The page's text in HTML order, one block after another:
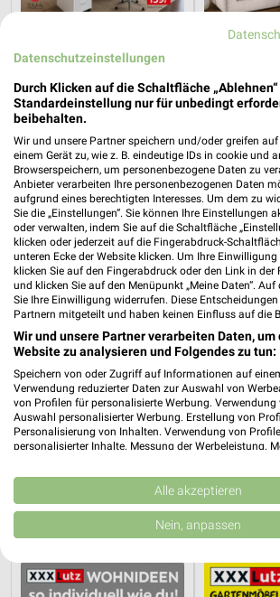
Büro Spezial
Gültig bis Fr. 14.08. Gültig bis Fr.
XXXLutz
Badezimmer-Testerinnen
Noch morgen gültig
Opti
Küchentrends
Gültig bis Mi.
XXXLutz XXXLutz
Datenschutzeinstellungen
Durch Klicken auf die Schaltfläche
Standardeinstellung nur für unbedingt
beibehalten.
Wir und unsere Partner speichern und/oder greifen
einem Gerät zu, wie z. B. eindeutige IDs in cookie und
Browserspeichern, um personenbezogene Daten zu
Anbieter verarbeiten Ihre personenbezogenen Daten
aufgrund eines berechtigten Interesses. Um dem zu
Sie die „Einstellungen“. Sie können Ihre Einstellungen
oder verwalten, indem Sie auf die Schaltfläche
klicken oder jederzeit auf die Fingerabdruck-
unteren Ecke der Website klicken. Um Ihre
klicken Sie auf den Fingerabdruck oder den Link in der
und klicken Sie auf den Menüpunkt „Meine Daten“. Auf
Sie Ihre Einwilligung widerrufen. Diese
Partnern mitgeteilt und haben keinen Einfluss auf die
Wir und unsere Partner verarbeiten Daten,
Website zu analysieren und Folgendes zu tun:
Speichern von oder Zugriff auf Informationen auf
Verwendung reduzierter Daten zur Auswahl von
von Profilen für personalisierte Werbung.
Auswahl personalisierter Werbung. Erstellung von
Personalisierung von Inhalten. Verwendung von
personalisierter Inhalte. Messung der Werbeleistung.
Kombinationen von Daten aus verschiedenen
Verbesserung der Angebote. Verwendung reduzierter
von Inhalten.
Daten können außerhalb der Europäischen Union
USA gesendet werden.
Website/App.
Partnerliste anzeigen (1 IAB-Anbieter)
Alle akzeptieren
Nein, anpassen